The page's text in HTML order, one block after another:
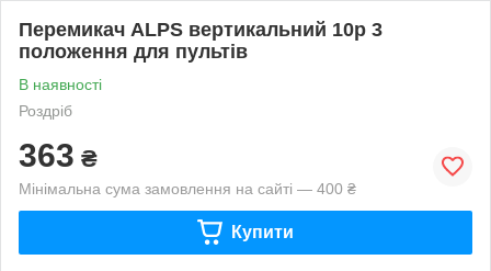
Перемикач ALPS вертикальний 10p 3
положення для пультів
В наявності
Роздріб
363 ₴
Мінімальна сума замовлення на сайті — 400 ₴
Купити